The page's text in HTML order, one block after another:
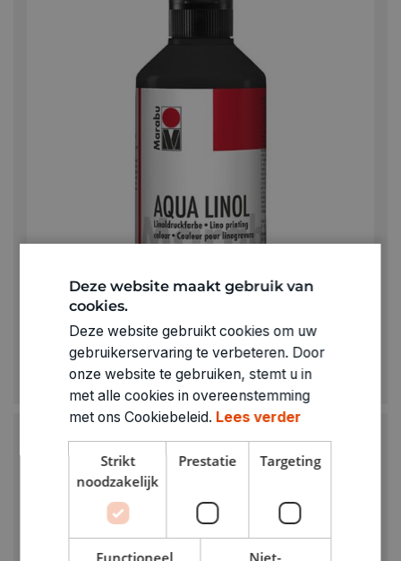
Marabu Aqua linodrukverf 250 ml
€ 18,95
Deze website maakt gebruik van
cookies.
Deze website gebruikt cookies om uw
gebruikerservaring te verbeteren. Door
onze website te gebruiken, stemt u in
met alle cookies in overeenstemming
met ons Cookiebeleid. Lees verder
Strikt
noodzakelijk
Prestatie Targeting
Functioneel Niet-